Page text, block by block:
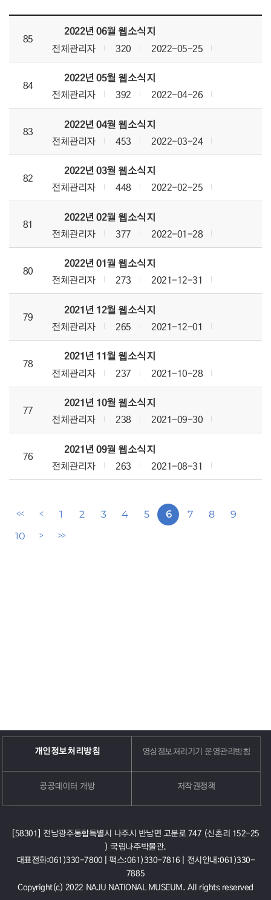
웹소식지목록 으로 번호, 제목, 작성자, 조회수, 등록 일, 첨부파일로 나열 되고 있습니다.
85
2022년 06월 웹소식지
전체관리자 320 2022-05-25
84
2022년 05월 웹소식지
전체관리자 392 2022-04-26
83
2022년 04월 웹소식지
전체관리자 453 2022-03-24
82
2022년 03월 웹소식지
전체관리자 448 2022-02-25
81
2022년 02월 웹소식지
전체관리자 377 2022-01-28
80
2022년 01월 웹소식지
전체관리자 273 2021-12-31
79
2021년 12월 웹소식지
전체관리자 265 2021-12-01
78
2021년 11월 웹소식지
전체관리자 237 2021-10-28
77
2021년 10월 웹소식지
전체관리자 238 2021-09-30
76
2021년 09월 웹소식지
전체관리자 263 2021-08-31
<<첫번째페이지
<이전페이지
1 2 3 4 5 6 7 8
9
10
>다음페이지
>>마지막페이지
개인정보처리방침 영상정보처리기기 운영관리방침
공공데이터 개방 저작권정책
[58301] 전남광주통합특별시 나주시 반남면 고분로 747 (신촌리 152-25
) 국립나주박물관.
대표전화:061)330-7800 | 팩스:061)330-7816 | 전시안내:061)330-
7885
Copyright(c) 2022 NAJU NATIONAL MUSEUM. All rights reserved